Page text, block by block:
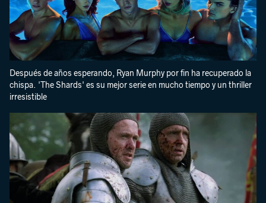
Después de años esperando, Ryan Murphy por fin ha recuperado la
chispa. 'The Shards' es su mejor serie en mucho tiempo y un thriller
irresistible